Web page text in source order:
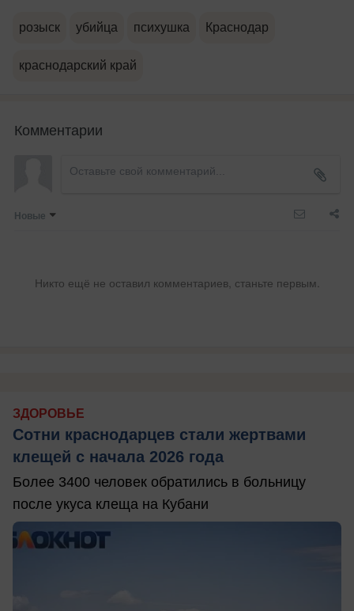
розыск убийца психушка Краснодар
краснодарский край
Комментарии
Новые
Никто ещё не оставил комментариев, станьте первым.
ЗДОРОВЬЕ
Сотни краснодарцев стали жертвами
клещей с начала 2026 года
Более 3400 человек обратились в больницу
после укуса клеща на Кубани